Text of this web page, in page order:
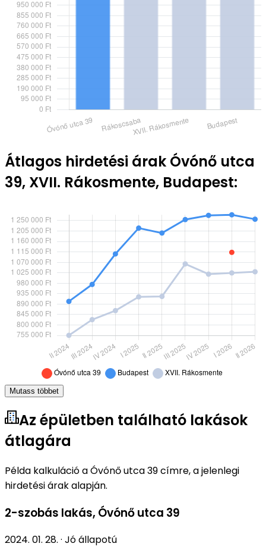
Átlagos hirdetési árak Óvónő utca
39, XVII. Rákosmente, Budapest:
Mutass többet
Az épületben található lakások
átlagára
Példa kalkuláció a Óvónő utca 39 címre, a jelenlegi
hirdetési árak alapján.
2-szobás lakás, Óvónő utca 39
2024. 01. 28. · Jó állapotú